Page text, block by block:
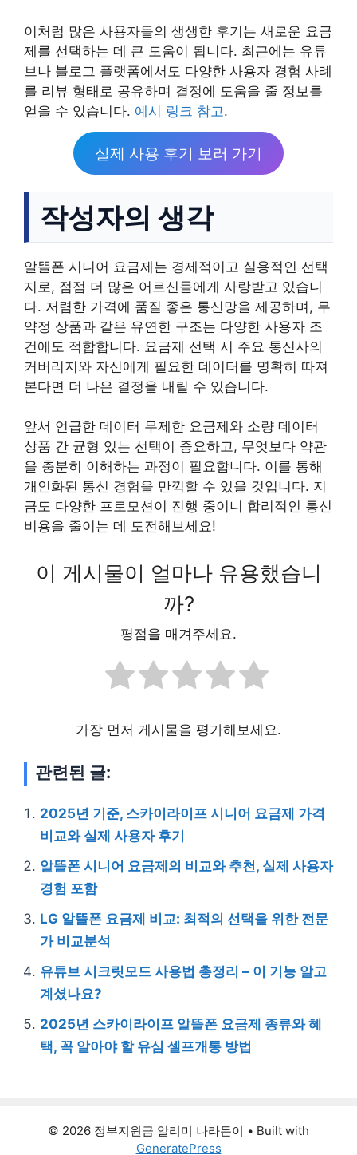
이처럼 많은 사용자들의 생생한 후기는 새로운 요금
제를 선택하는 데 큰 도움이 됩니다. 최근에는 유튜
브나 블로그 플랫폼에서도 다양한 사용자 경험 사례
를 리뷰 형태로 공유하며 결정에 도움을 줄 정보를
얻을 수 있습니다. 예시 링크 참고.
실제 사용 후기 보러 가기
작성자의 생각
알뜰폰 시니어 요금제는 경제적이고 실용적인 선택
지로, 점점 더 많은 어르신들에게 사랑받고 있습니
다. 저렴한 가격에 품질 좋은 통신망을 제공하며, 무
약정 상품과 같은 유연한 구조는 다양한 사용자 조
건에도 적합합니다. 요금제 선택 시 주요 통신사의
커버리지와 자신에게 필요한 데이터를 명확히 따져
본다면 더 나은 결정을 내릴 수 있습니다.
앞서 언급한 데이터 무제한 요금제와 소량 데이터
상품 간 균형 있는 선택이 중요하고, 무엇보다 약관
을 충분히 이해하는 과정이 필요합니다. 이를 통해
개인화된 통신 경험을 만끽할 수 있을 것입니다. 지
금도 다양한 프로모션이 진행 중이니 합리적인 통신
비용을 줄이는 데 도전해보세요!
이 게시물이 얼마나 유용했습니
까?
평점을 매겨주세요.
가장 먼저 게시물을 평가해보세요.
관련된 글:
2025년 기준, 스카이라이프 시니어 요금제 가격
비교와 실제 사용자 후기
알뜰폰 시니어 요금제의 비교와 추천, 실제 사용자
경험 포함
LG 알뜰폰 요금제 비교: 최적의 선택을 위한 전문
가 비교분석
유튜브 시크릿모드 사용법 총정리 – 이 기능 알고
계셨나요?
2025년 스카이라이프 알뜰폰 요금제 종류와 혜
택, 꼭 알아야 할 유심 셀프개통 방법
© 2026 정부지원금 알리미 나라돈이 • Built with
GeneratePress